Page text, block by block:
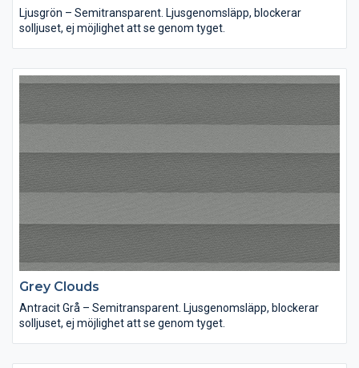
Ljusgrön – Semitransparent. Ljusgenomsläpp, blockerar
solljuset, ej möjlighet att se genom tyget.
Grey Clouds
Antracit Grå – Semitransparent. Ljusgenomsläpp, blockerar
solljuset, ej möjlighet att se genom tyget.